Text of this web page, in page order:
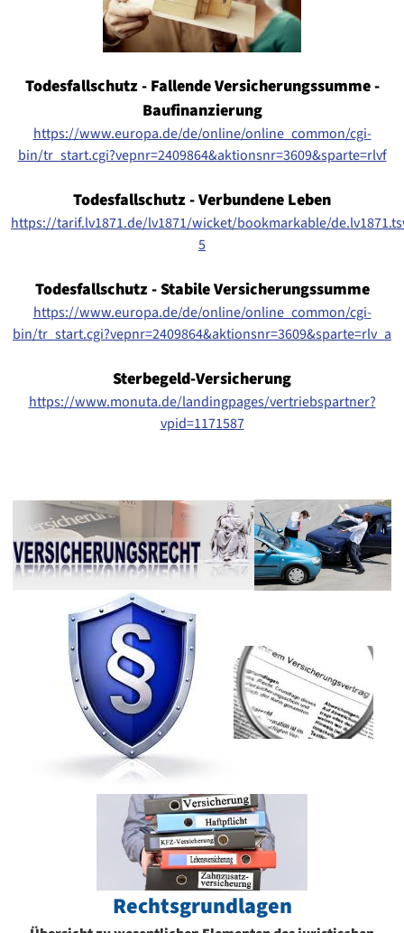
Todesfallschutz - Fallende Versicherungssumme -
Baufinanzierung
https://www.europa.de/de/online/online_common/cgi-
bin/tr_start.cgi?vepnr=2409864&aktionsnr=3609&sparte=rlvf
Todesfallschutz - Verbundene Leben
https://tarif.lv1871.de/lv1871/wicket/bookmarkable/
5
Todesfallschutz - Stabile Versicherungssumme
https://www.europa.de/de/online/online_common/cgi-
bin/tr_start.cgi?vepnr=2409864&aktionsnr=3609&sparte=rlv_a
Sterbegeld-Versicherung
https://www.monuta.de/landingpages/vertriebspartner?
vpid=1171587
Rechtsgrundlagen